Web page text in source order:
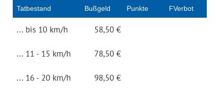
Tat­be­stand Buß­geld Punk­te FVerbot
... bis 10 km/h 58,50 €
... 11 - 15 km/h 78,50 €
... 16 - 20 km/h 98,50 €